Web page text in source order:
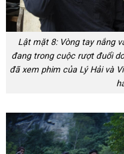
Lật mặt 8: Vòng tay nắng
đang trong cuộc rượt đuổi
đã xem phim của Lý Hải và